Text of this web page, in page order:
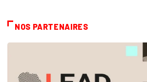
NOS PARTENAIRES